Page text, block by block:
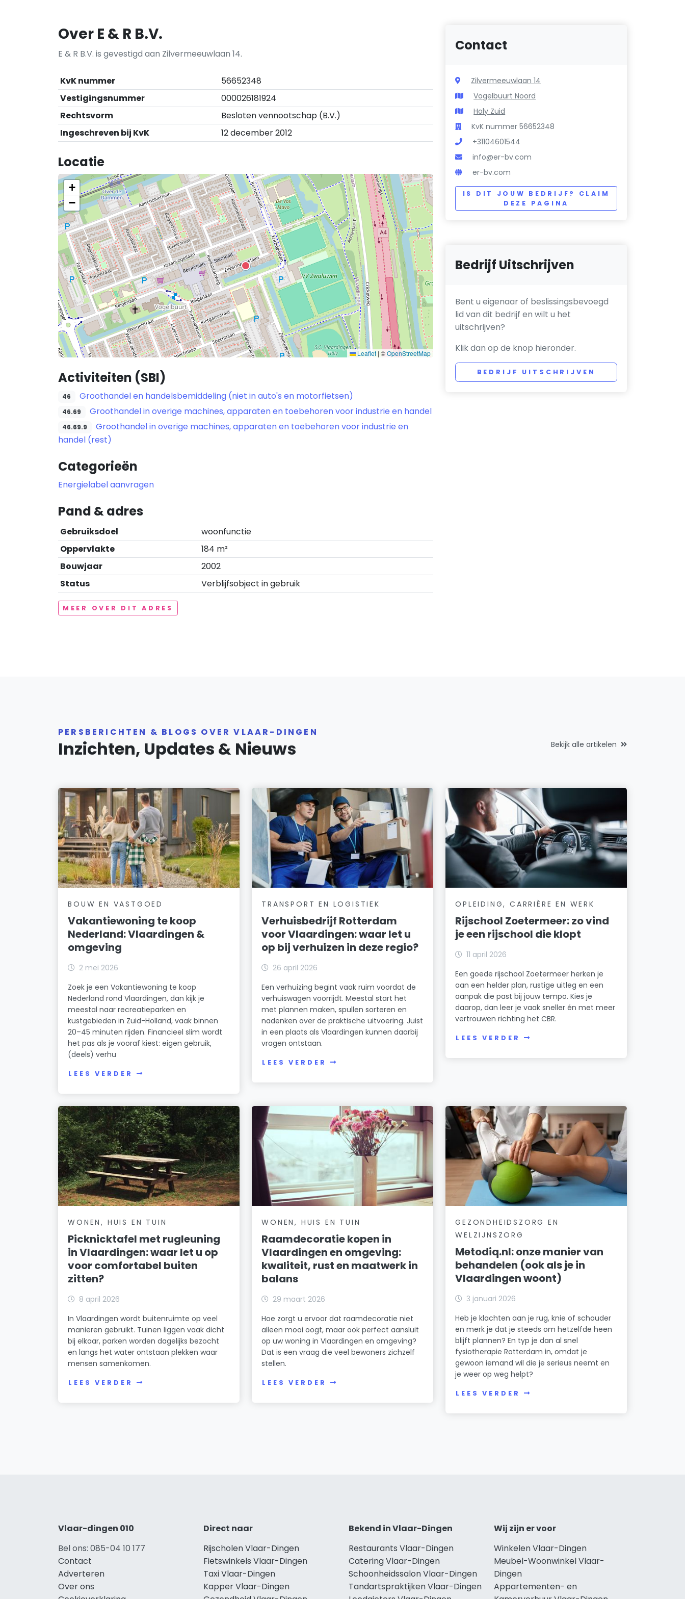
Over E & R B.V.
E & R B.V. is gevestigd aan Zilvermeeuwlaan 14.
KvK nummer
56652348
Vestigingsnummer
000026181924
Rechtsvorm
Besloten vennootschap (B.V.)
Ingeschreven bij KvK
12 december 2012
Locatie
+
−
Leaflet | ©OpenStreetMap
Activiteiten (SBI)
46 Groothandel en handelsbemiddeling (niet in auto's en motorfietsen)
46.69 Groothandel in overige machines, apparaten en toebehoren voor industrie en handel
46.69.9
Groothandel in overige machines, apparaten en toebehoren voor industrie en
handel (rest)
Categorieën
Energielabel aanvragen
Pand & adres
Gebruiksdoel
woonfunctie
Oppervlakte
184 m²
Bouwjaar
2002
Status
Verblijfsobject in gebruik
MEER OVER DIT ADRES
Contact
Zilvermeeuwlaan 14
Vogelbuurt Noord
Holy Zuid
KvK nummer 56652348
+31104601544
info@er-bv.com
er-bv.com
IS DIT JOUW BEDRIJF? CLAIM
DEZE PAGINA
Bedrijf Uitschrijven
Bent u eigenaar of beslissingsbevoegd
lid van dit bedrijf en wilt u het
uitschrijven?
Klik dan op de knop hieronder.
BEDRIJF UITSCHRIJVEN
PERSBERICHTEN & BLOGS OVER VLAAR-DINGEN
Inzichten, Updates & Nieuws Bekijk alle artikelen
BOUW EN VASTGOED
Vakantiewoning te koop
Nederland: Vlaardingen &
omgeving
2 mei 2026
Zoek je een Vakantiewoning te koop
Nederland rond Vlaardingen, dan kijk je
meestal naar recreatieparken en
kustgebieden in Zuid-Holland, vaak binnen
20–45 minuten rijden. Financieel slim wordt
het pas als je vooraf kiest: eigen gebruik,
(deels) verhu
LEES VERDER
TRANSPORT EN LOGISTIEK
Verhuisbedrijf Rotterdam
voor Vlaardingen: waar let u
op bij verhuizen in deze regio?
26 april 2026
Een verhuizing begint vaak ruim voordat de
verhuiswagen voorrijdt. Meestal start het
met plannen maken, spullen sorteren en
nadenken over de praktische uitvoering. Juist
in een plaats als Vlaardingen kunnen daarbij
vragen ontstaan.
LEES VERDER
OPLEIDING, CARRIÈRE EN WERK
Rijschool Zoetermeer: zo vind
je een rijschool die klopt
11 april 2026
Een goede rijschool Zoetermeer herken je
aan een helder plan, rustige uitleg en een
aanpak die past bij jouw tempo. Kies je
daarop, dan leer je vaak sneller én met meer
vertrouwen richting het CBR.
LEES VERDER
WONEN, HUIS EN TUIN
Picknicktafel met rugleuning
in Vlaardingen: waar let u op
voor comfortabel buiten
zitten?
8 april 2026
In Vlaardingen wordt buitenruimte op veel
manieren gebruikt. Tuinen liggen vaak dicht
bij elkaar, parken worden dagelijks bezocht
en langs het water ontstaan plekken waar
mensen samenkomen.
LEES VERDER
WONEN, HUIS EN TUIN
Raamdecoratie kopen in
Vlaardingen en omgeving:
kwaliteit, rust en maatwerk in
balans
29 maart 2026
Hoe zorgt u ervoor dat raamdecoratie niet
alleen mooi oogt, maar ook perfect aansluit
op uw woning in Vlaardingen en omgeving?
Dat is een vraag die veel bewoners zichzelf
stellen.
LEES VERDER
GEZONDHEIDSZORG EN
WELZIJNSZORG
Metodiq.nl: onze manier van
behandelen (ook als je in
Vlaardingen woont)
3 januari 2026
Heb je klachten aan je rug, knie of schouder
en merk je dat je steeds om hetzelfde heen
blijft plannen? En typ je dan al snel
fysiotherapie Rotterdam in, omdat je
gewoon iemand wil die je serieus neemt en
je weer op weg helpt?
LEES VERDER
Vlaar-dingen 010
Bel ons: 085-04 10 177
Contact
Adverteren
Over ons
Direct naar
Rijscholen Vlaar-Dingen
Fietswinkels Vlaar-Dingen
Taxi Vlaar-Dingen
Kapper Vlaar-Dingen
Bekend in Vlaar-Dingen
Restaurants Vlaar-Dingen
Catering Vlaar-Dingen
Schoonheidssalon Vlaar-Dingen
Tandartspraktijken Vlaar-Dingen
Wij zijn er voor
Winkelen Vlaar-Dingen
Meubel-Woonwinkel Vlaar-
Dingen
Appartementen- en